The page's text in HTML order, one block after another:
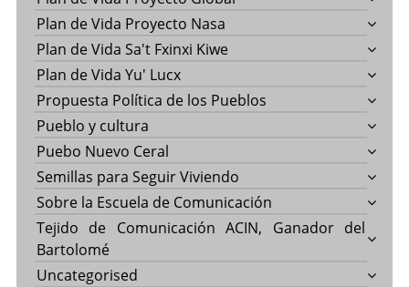
Plan de Vida Proyecto Nasa
Plan de Vida Sa't Fxinxi Kiwe
Plan de Vida Yu' Lucx
Propuesta Política de los Pueblos
Pueblo y cultura
Puebo Nuevo Ceral
Semillas para Seguir Viviendo
Sobre la Escuela de Comunicación
Tejido de Comunicación ACIN, Ganador del
Bartolomé
Uncategorised